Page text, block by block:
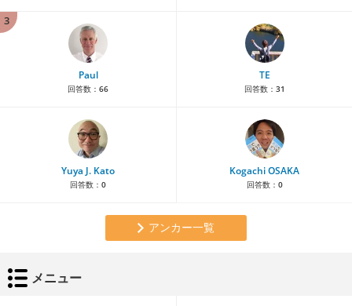
3
Paul
回答数： 66
TE
回答数： 31
Yuya J. Kato
回答数： 0
Kogachi OSAKA
回答数： 0
アンカー一覧
メニュー